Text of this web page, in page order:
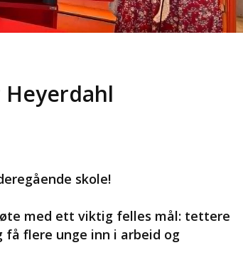
skole!
med ett viktig felles mål: tettere
flere unge inn i arbeid og